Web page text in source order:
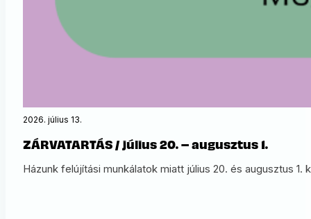
2026. július 13.
ZÁRVATARTÁS / július 20. – augusztus 1.
Házunk felújítási munkálatok miatt július 20. és augusztus